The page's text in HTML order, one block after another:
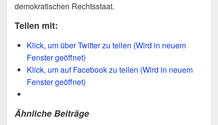
demokratischen Rechtsstaat.
Teilen mit:
Klick, um über Twitter zu teilen (Wird in neuem
Fenster geöffnet)
Klick, um auf Facebook zu teilen (Wird in neuem
Fenster geöffnet)
Ähnliche Beiträge